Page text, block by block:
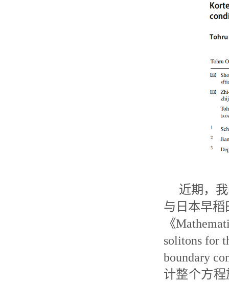
近期，
与日本早稻
《
solitons for
boundary
计整个方